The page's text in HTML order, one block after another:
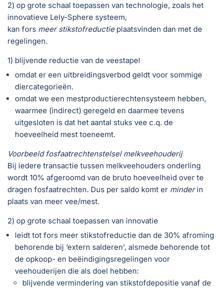
2) op grote schaal toepassen van technologie, zoals het
innovatieve Lely-Sphere systeem,
kan fors meer stikstofreductie plaatsvinden dan met de
regelingen.
1) blijvende reductie van de veestapel
omdat er een uitbreidingsverbod geldt voor sommige
diercategorieën.
omdat we een mestproductierechtensysteem hebben,
waarmee (indirect) geregeld en daarmee tevens
uitgesloten is dat het aantal stuks vee c.q. de
hoeveelheid mest toeneemt.
Voorbeeld fosfaatrechtenstelsel melkveehouderij
Bij iedere transactie tussen melkveehouders onderling
wordt 10% afgeroomd van de bruto hoeveelheid over te
dragen fosfaatrechten. Dus per saldo komt er minderin
plaats van meer vee/mest.
2) op grote schaal toepassen van innovatie
leidt tot fors meer stikstofreductie dan de 30% afroming
behorende bij ‘extern salderen’, alsmede behorende tot
de opkoop- en beëindigingsregelingen voor
veehouderijen die als doel hebben:
blijvende vermindering van stikstofdepositie vanaf de